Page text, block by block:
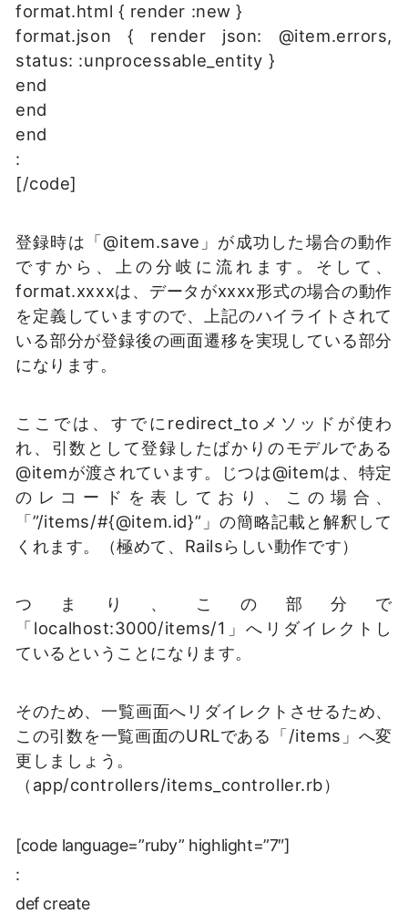
format.html { render :new }
format.json { render json: @item.errors,
status: :unprocessable_entity }
end
end
end
:
[/code]
登録時は「@item.save」が成功した場合の動作
ですから、上の分岐に流れます。そして、
format.xxxxは、データがxxxx形式の場合の動作
を定義していますので、上記のハイライトされて
いる部分が登録後の画面遷移を実現している部分
になります。
ここでは、すでにredirect_toメソッドが使わ
れ、引数として登録したばかりのモデルである
@itemが渡されています。じつは@itemは、特定
のレコードを表しており、この場合、
「”/items/#{@item.id}”」の簡略記載と解釈して
くれます。（極めて、Railsらしい動作です）
つまり、この部分で
「localhost:3000/items/1」へリダイレクトし
ているということになります。
そのため、一覧画面へリダイレクトさせるため、
この引数を一覧画面のURLである「/items」へ変
更しましょう。
（app/controllers/items_controller.rb）
[code language=”ruby” highlight=”7″]
:
def create